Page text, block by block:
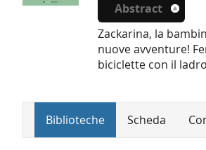
Abstract
Zackarina, la
nuove avventure!
biciclette con il
Biblioteche Scheda